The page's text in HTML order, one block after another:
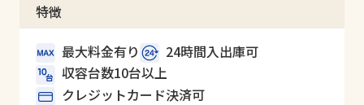
特徴
最大料金有り
24時間入出庫可
収容台数10台以上
クレジットカード決済可